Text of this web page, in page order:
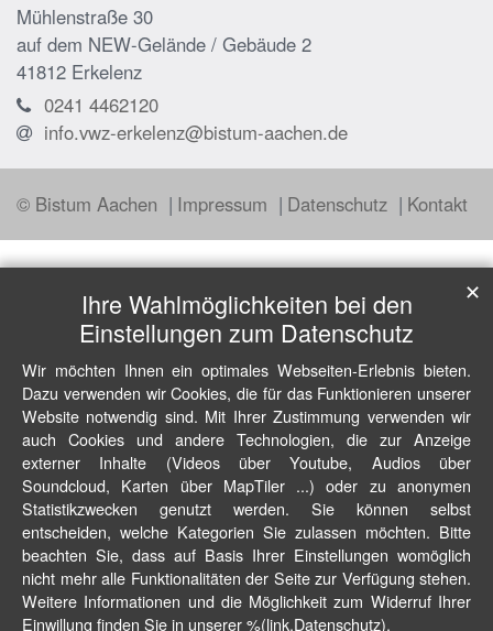
Mühlenstraße 30
auf dem NEW-Gelände / Gebäude 2
41812 Erkelenz
0241 4462120
info.vwz-erkelenz@bistum-aachen.de
© Bistum Aachen Impressum Datenschutz Kontakt
Ihre Wahlmöglichkeiten bei den
Einstellungen zum Datenschutz
Wir möchten Ihnen ein optimales Webseiten-Erlebnis bieten.
Dazu verwenden wir Cookies, die für das Funktionieren unserer
Website notwendig sind. Mit Ihrer Zustimmung verwenden wir
auch Cookies und andere Technologien, die zur Anzeige
externer Inhalte (Videos über Youtube, Audios über
Soundcloud, Karten über MapTiler ...) oder zu anonymen
Statistikzwecken genutzt werden. Sie können selbst
entscheiden, welche Kategorien Sie zulassen möchten. Bitte
beachten Sie, dass auf Basis Ihrer Einstellungen womöglich
nicht mehr alle Funktionalitäten der Seite zur Verfügung stehen.
Weitere Informationen und die Möglichkeit zum Widerruf Ihrer
Einwillung finden Sie in unserer %(link.Datenschutz).
✕